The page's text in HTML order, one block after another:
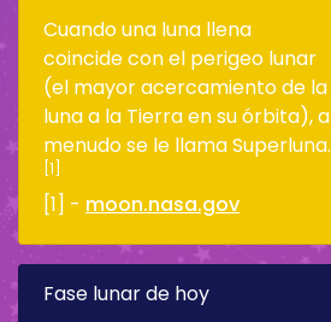
Cuando una luna llena
coincide con el perigeo lunar
(el mayor acercamiento de la
luna a la Tierra en su órbita), a
menudo se le llama Superluna.
[1]
[1] - moon.nasa.gov
Fase lunar de hoy